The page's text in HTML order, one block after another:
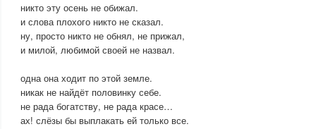
никто эту осень не обижал.
и слова плохого никто не сказал.
ну, просто никто не обнял, не прижал,
и милой, любимой своей не назвал.
одна она ходит по этой земле.
никак не найдёт половинку себе.
не рада богатству, не рада красе…
ах! слёзы бы выплакать ей только все.